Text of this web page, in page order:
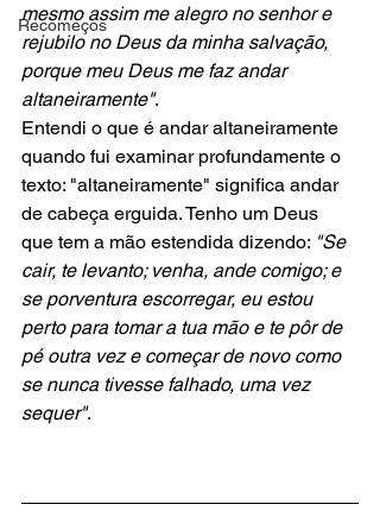
Recomeços
mesmo assim me alegro no senhor e
rejubilo no Deus da minha salvação,
porque meu Deus me faz andar
altaneiramente".
Entendi o que é andar altaneiramente
quando fui examinar profundamente o
texto: "altaneiramente" significa andar
de cabeça erguida. Tenho um Deus
que tem a mão estendida dizendo: "Se
cair, te levanto; venha, ande comigo; e
se porventura escorregar, eu estou
perto para tomar a tua mão e te pôr de
pé outra vez e começar de novo como
se nunca tivesse falhado, uma vez
sequer".